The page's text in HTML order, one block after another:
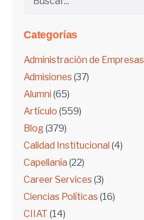
Categorías
Administración de Empresas
Admisiones (37)
Alumni (65)
Artículo (559)
Blog(379)
Calidad Institucional (4)
Capellanía (22)
Career Services (3)
Ciencias Políticas (16)
CIIAT (14)